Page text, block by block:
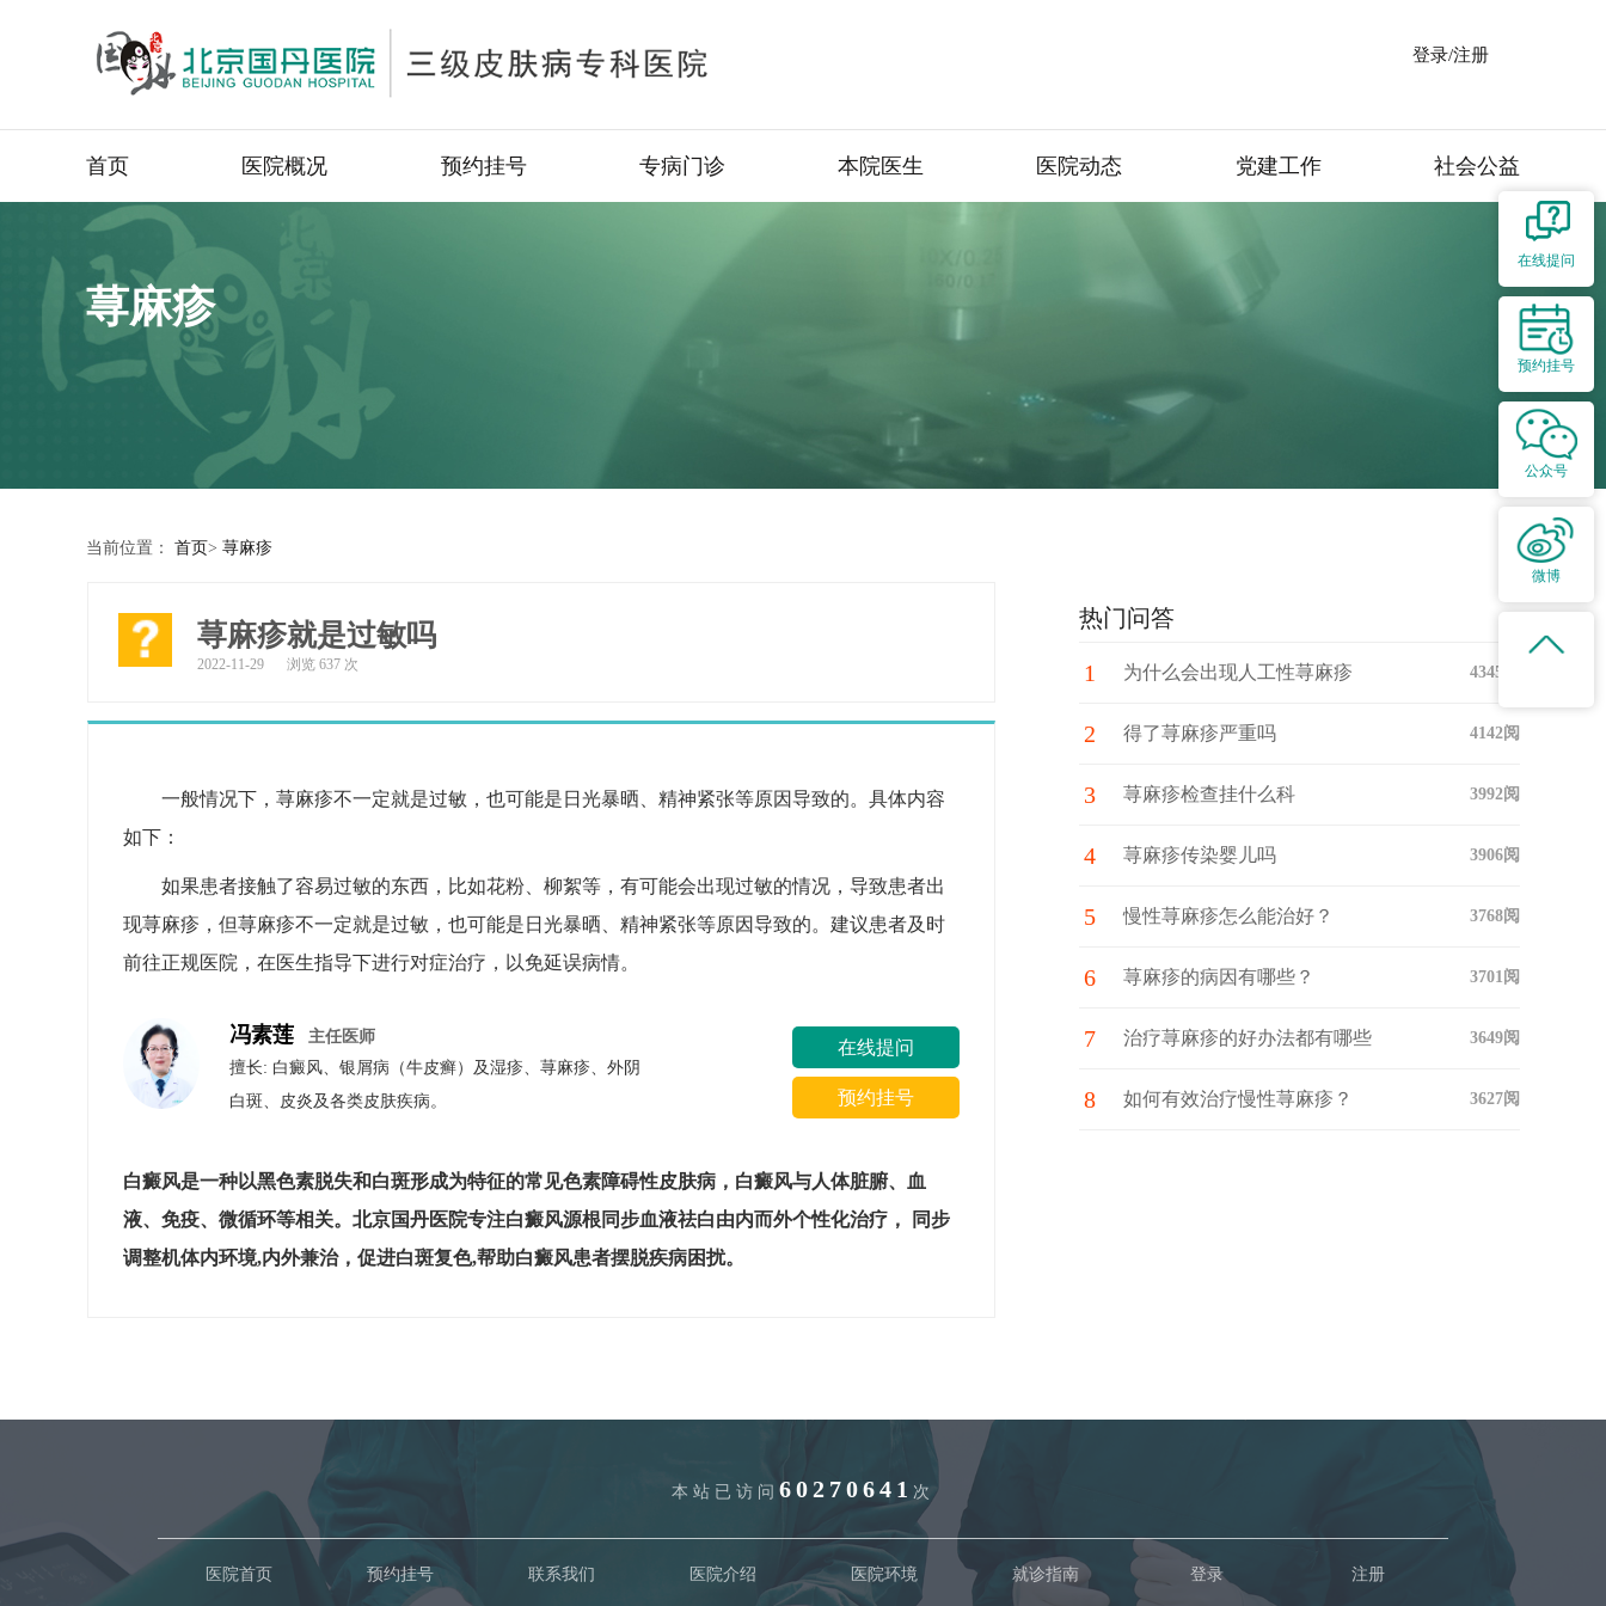
登录/注册
首页 医院概况 预约挂号 专病门诊 本院医生 医院动态 党建工作 社会公益
荨麻疹
当前位置： 首页> 荨麻疹
荨麻疹就是过敏吗
2022-11-29 浏览 637 次
一般情况下，荨麻疹不一定就是过敏，也可能是日光暴晒、精神紧张等原因导致的。具体内容
如下：
如果患者接触了容易过敏的东西，比如花粉、柳絮等，有可能会出现过敏的情况，导致患者出
现荨麻疹，但荨麻疹不一定就是过敏，也可能是日光暴晒、精神紧张等原因导致的。建议患者及时
前往正规医院，在医生指导下进行对症治疗，以免延误病情。
冯素莲
主任医师
擅长: 白癜风、银屑病（牛皮癣）​及​湿疹、荨麻疹、外阴
白斑、皮炎及各类皮肤疾病。
在线提问
预约挂号
白癜风是一种以黑色素脱失和白斑形成为特征的常见色素障碍性皮肤病，白癜风与人体脏腑、血
液、免疫、微循环等相关。北京国丹医院专注白癜风源根同步血液祛白由内而外个性化治疗， 同步
调整机体内环境,内外兼治，促进白斑复色,帮助白癜风患者摆脱疾病困扰。
热门问答
1 为什么会出现人工性荨麻疹 4345阅
2 得了荨麻疹严重吗 4142阅
3 荨麻疹检查挂什么科 3992阅
4 荨麻疹传染婴儿吗 3906阅
5 慢性荨麻疹怎么能治好？ 3768阅
6 荨麻疹的病因有哪些？ 3701阅
7 治疗荨麻疹的好办法都有哪些 3649阅
8 如何有效治疗慢性荨麻疹？ 3627阅
本站已访问 60270641 次
医院首页 预约挂号 联系我们 医院介绍 医院环境 就诊指南 登录 注册
在线提问
预约挂号
公众号
微博